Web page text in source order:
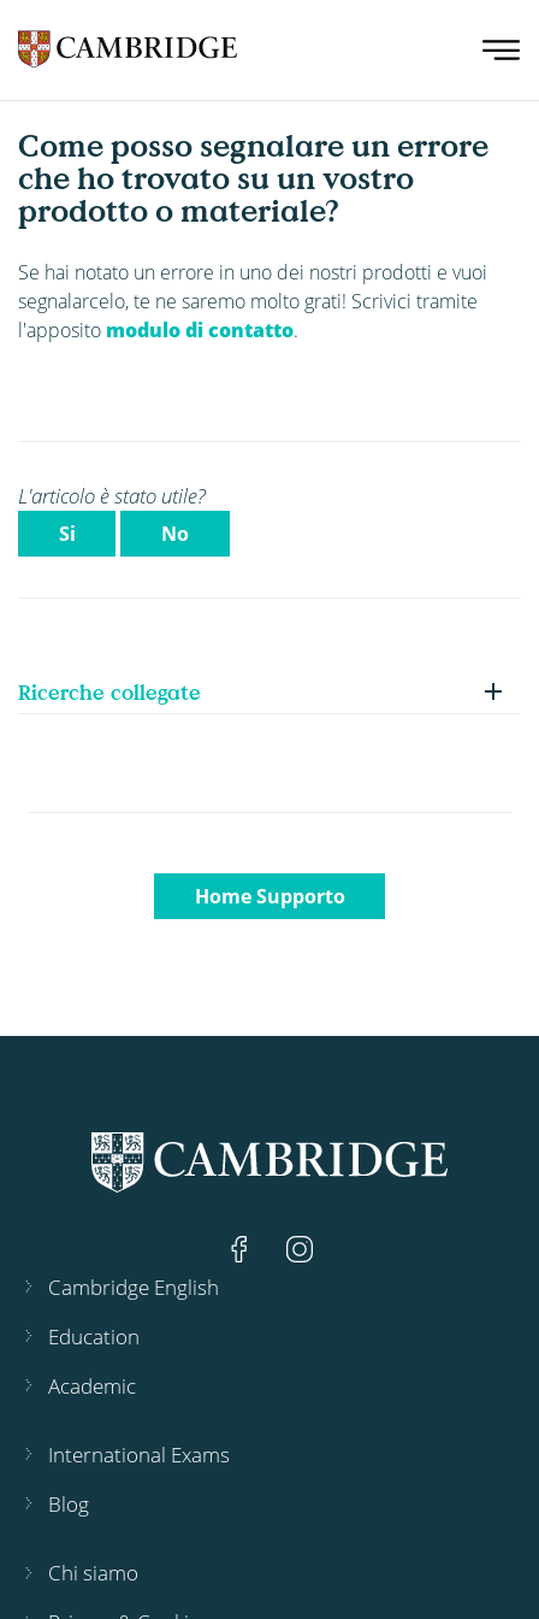
Come posso segnalare un errore
che ho trovato su un vostro
prodotto o materiale?
Se hai notato un errore in uno dei nostri prodotti e vuoi
segnalarcelo, te ne saremo molto grati! Scrivici tramite
l'apposito modulo di contatto.
L'articolo è stato utile?
Si No
Ricerche collegate
Home Supporto
Cambridge English
Education
Academic
International Exams
Blog
Chi siamo